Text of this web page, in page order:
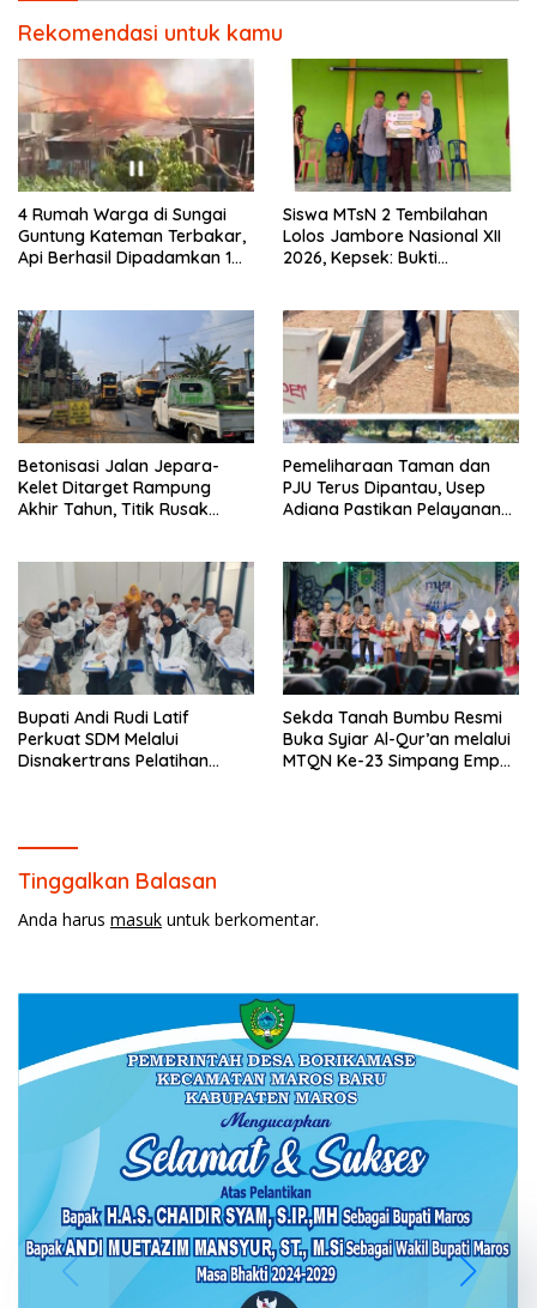
Rekomendasi untuk kamu
4 Rumah Warga di Sungai
Guntung Kateman Terbakar,
Api Berhasil Dipadamkan 1
Siswa MTsN 2 Tembilahan
Lolos Jambore Nasional XII
2026, Kepsek: Bukti
Betonisasi Jalan Jepara-
Kelet Ditarget Rampung
Akhir Tahun, Titik Rusak
Pemeliharaan Taman dan
PJU Terus Dipantau, Usep
Adiana Pastikan Pelayanan
Bupati Andi Rudi Latif
Perkuat SDM Melalui
Disnakertrans Pelatihan
Sekda Tanah Bumbu Resmi
Buka Syiar Al-Qur’an melalui
MTQN Ke-23 Simpang Empat
Tinggalkan Balasan
Anda harus masuk untuk berkomentar.